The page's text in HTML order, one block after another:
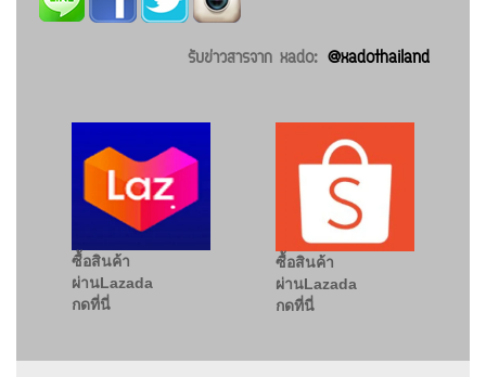
รับข่าวสารจาก xado: @xadothailand
ซื้อสินค้า
ผ่านLazada
กดที่นี่
ซื้อสินค้า
ผ่านLazada
กดที่นี่